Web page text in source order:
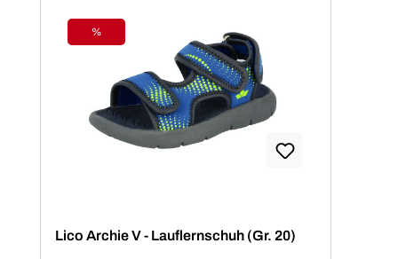
Rabatt
%
Lico Archie V - Lauflernschuh (Gr. 20)